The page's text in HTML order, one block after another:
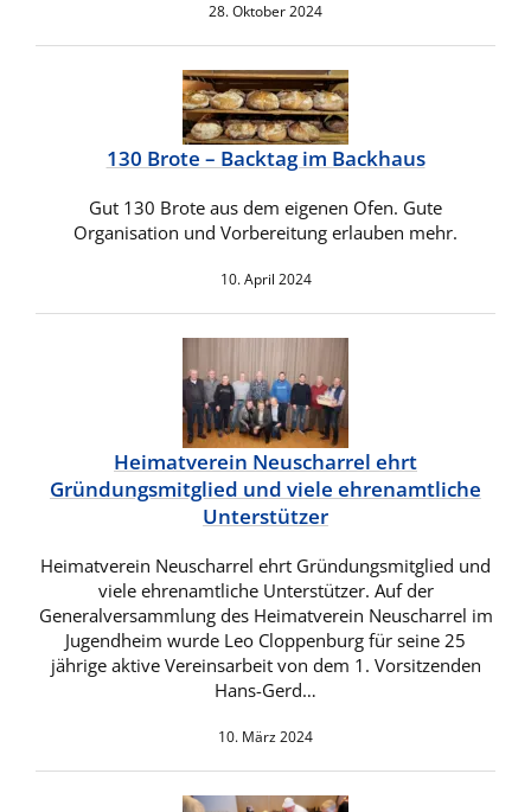
28. Oktober 2024
130 Brote – Backtag im Backhaus
Gut 130 Brote aus dem eigenen Ofen. Gute
Organisation und Vorbereitung erlauben mehr.
10. April 2024
Heimatverein Neuscharrel ehrt
Gründungsmitglied und viele ehrenamtliche
Unterstützer
Heimatverein Neuscharrel ehrt Gründungsmitglied und
viele ehrenamtliche Unterstützer. Auf der
Generalversammlung des Heimatverein Neuscharrel im
Jugendheim wurde Leo Cloppenburg für seine 25
jährige aktive Vereinsarbeit von dem 1. Vorsitzenden
Hans-Gerd…
10. März 2024